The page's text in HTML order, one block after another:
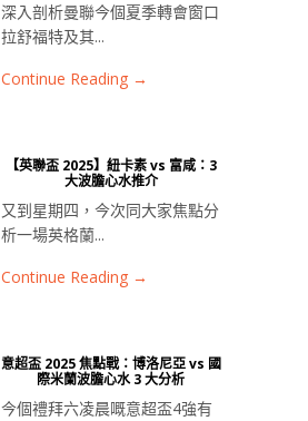
深入剖析曼聯今個夏季轉會窗口
拉舒福特及其...
Continue Reading →
【英聯盃 2025】紐卡素 vs 富咸：3
大波膽心水推介
又到星期四，今次同大家焦點分
析一場英格蘭...
Continue Reading →
意超盃 2025 焦點戰：博洛尼亞 vs 國
際米蘭波膽心水 3 大分析
今個禮拜六凌晨嘅意超盃4強有